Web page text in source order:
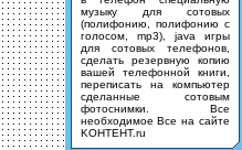
музыку для сотовых
(полифонию, полифонию с
голосом, mp3), java игры
для сотовых телефонов,
сделать резервную копию
вашей телефонной книги,
переписать на компьютер
сделанные сотовым
фотоснимки. Все
необходимое Все на сайте
KOHTEHT.ru